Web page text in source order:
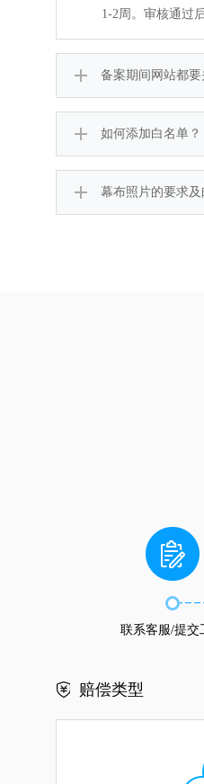
1-2周。审核通过
备案期间网站都要
如何添加白名单？
幕布照片的要求及
联系客服/提交
赔偿类型